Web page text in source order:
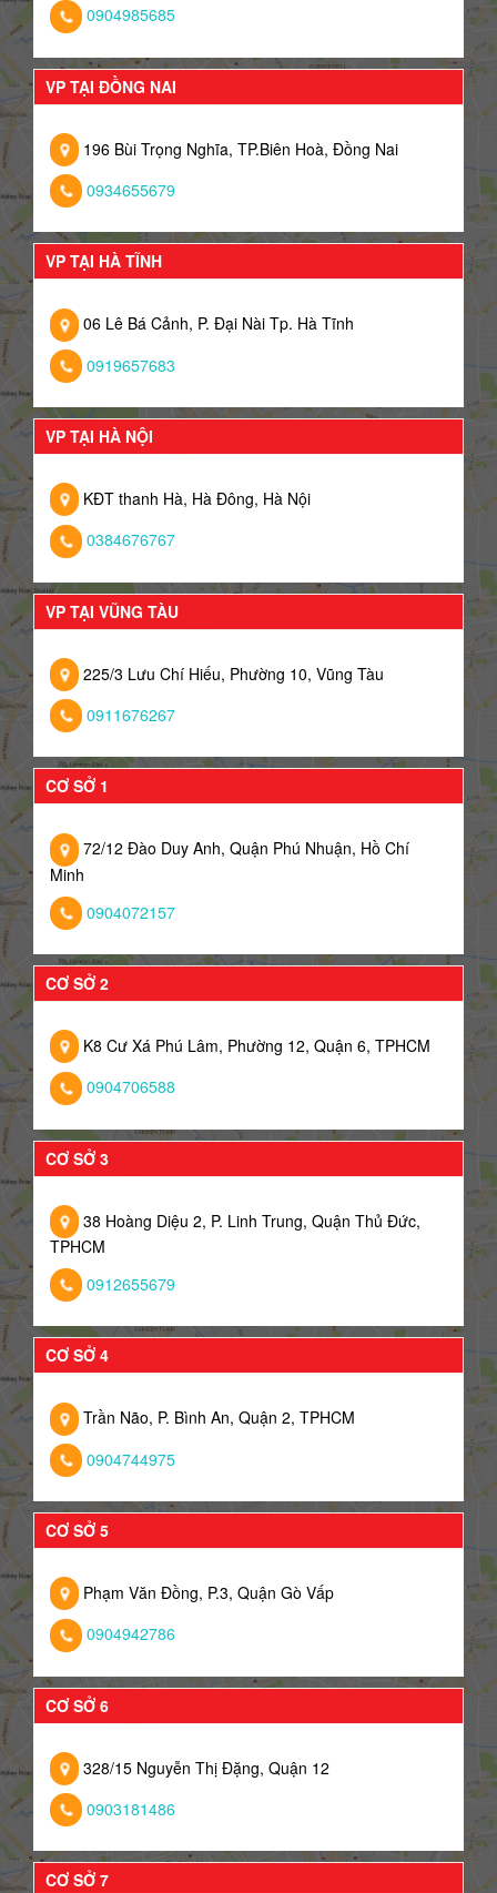
0904985685
VP TẠI ĐỒNG NAI
196 Bùi Trọng Nghĩa, TP.Biên Hoà, Đồng Nai
0934655679
VP TẠI HÀ TĨNH
06 Lê Bá Cảnh, P. Đại Nài Tp. Hà Tĩnh
0919657683
VP TẠI HÀ NỘI
KĐT thanh Hà, Hà Đông, Hà Nội
0384676767
VP TẠI VŨNG TÀU
225/3 Lưu Chí Hiếu, Phường 10, Vũng Tàu
0911676267
CƠ SỞ 1
72/12 Đào Duy Anh, Quận Phú Nhuận, Hồ Chí
Minh
0904072157
CƠ SỞ 2
K8 Cư Xá Phú Lâm, Phường 12, Quận 6, TPHCM
0904706588
CƠ SỞ 3
38 Hoàng Diệu 2, P. Linh Trung, Quận Thủ Đức,
TPHCM
0912655679
CƠ SỞ 4
Trần Não, P. Bình An, Quận 2, TPHCM
0904744975
CƠ SỞ 5
Phạm Văn Đồng, P.3, Quận Gò Vấp
0904942786
CƠ SỞ 6
328/15 Nguyễn Thị Đặng, Quận 12
0903181486
CƠ SỞ 7